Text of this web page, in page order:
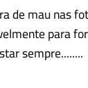
de mau nas
para
sempre........